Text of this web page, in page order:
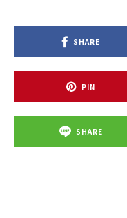
SHARE
PIN
SHARE